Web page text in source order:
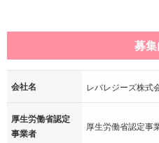
募
会社名 レバレジーズ株式
厚生労働省認定
事業者
厚生労働省認定事